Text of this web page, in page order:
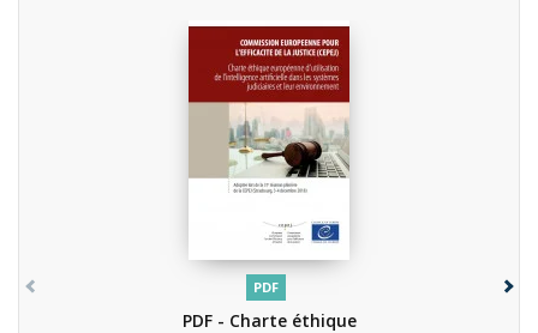
PDF
PDF - Charte éthique